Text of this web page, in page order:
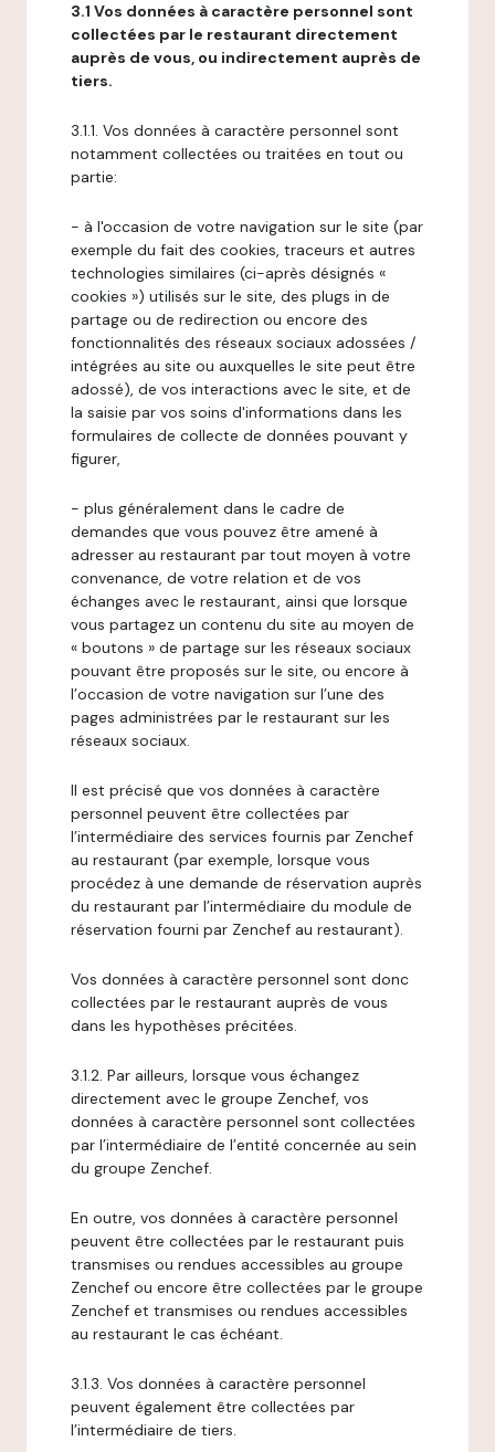
3.1 Vos données à caractère personnel sont
collectées par le restaurant directement
auprès de vous, ou indirectement auprès de
tiers.
3.1.1. Vos données à caractère personnel sont
notamment collectées ou traitées en tout ou
partie:
- à l'occasion de votre navigation sur le site (par
exemple du fait des cookies, traceurs et autres
technologies similaires (ci-après désignés «
cookies ») utilisés sur le site, des plugs in de
partage ou de redirection ou encore des
fonctionnalités des réseaux sociaux adossées /
intégrées au site ou auxquelles le site peut être
adossé), de vos interactions avec le site, et de
la saisie par vos soins d'informations dans les
formulaires de collecte de données pouvant y
figurer,
- plus généralement dans le cadre de
demandes que vous pouvez être amené à
adresser au restaurant par tout moyen à votre
convenance, de votre relation et de vos
échanges avec le restaurant, ainsi que lorsque
vous partagez un contenu du site au moyen de
« boutons » de partage sur les réseaux sociaux
pouvant être proposés sur le site, ou encore à
l’occasion de votre navigation sur l’une des
pages administrées par le restaurant sur les
réseaux sociaux.
Il est précisé que vos données à caractère
personnel peuvent être collectées par
l’intermédiaire des services fournis par Zenchef
au restaurant (par exemple, lorsque vous
procédez à une demande de réservation auprès
du restaurant par l’intermédiaire du module de
réservation fourni par Zenchef au restaurant).
Vos données à caractère personnel sont donc
collectées par le restaurant auprès de vous
dans les hypothèses précitées.
3.1.2. Par ailleurs, lorsque vous échangez
directement avec le groupe Zenchef, vos
données à caractère personnel sont collectées
par l’intermédiaire de l’entité concernée au sein
du groupe Zenchef.
En outre, vos données à caractère personnel
peuvent être collectées par le restaurant puis
transmises ou rendues accessibles au groupe
Zenchef ou encore être collectées par le groupe
Zenchef et transmises ou rendues accessibles
au restaurant le cas échéant.
3.1.3. Vos données à caractère personnel
peuvent également être collectées par
l’intermédiaire de tiers.